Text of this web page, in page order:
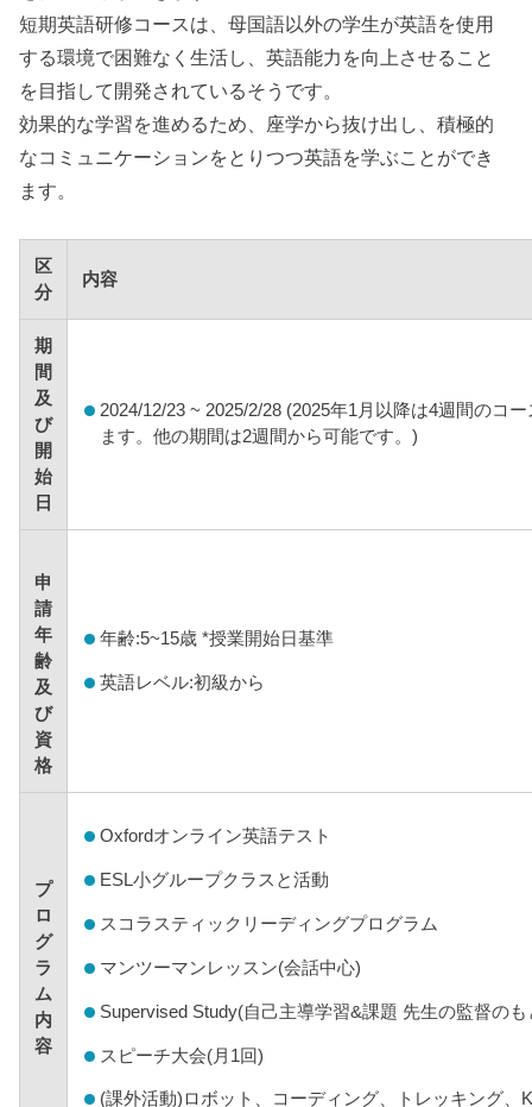
短期英語研修コースは、母国語以外の学生が英語を使用
する環境で困難なく生活し、英語能力を向上させること
を目指して開発されているそうです。
効果的な学習を進めるため、座学から抜け出し、積極的
なコミュニケーションをとりつつ英語を学ぶことができ
ます。
区
分
内容
期
間
及
び
開
始
日
2024/12/23 ~ 2025/2/28 (2025年1月以降は4週間のコ
ます。他の期間は2週間から可能です。)
申
請
年
齢
及
び
資
格
年齢:5~15歳 *授業開始日基準
英語レベル:初級から
プ
ロ
グ
ラ
ム
内
容
Oxfordオンライン英語テスト
ESL小グループクラスと活動
スコラスティックリーディングプログラム
マンツーマンレッスン(会話中心)
Supervised Study(自己主導学習&課題 先生の監督の
スピーチ大会(月1回)
(課外活動)ロボット、コーディング、トレッキング、